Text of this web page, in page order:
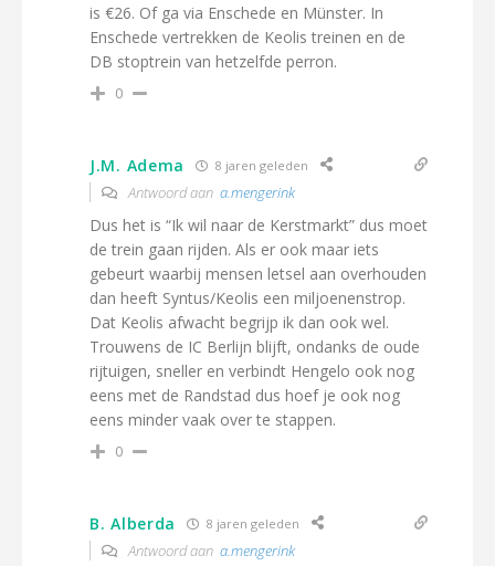
is €26. Of ga via Enschede en Münster. In
Enschede vertrekken de Keolis treinen en de
DB stoptrein van hetzelfde perron.
0
J.M. Adema 8 jaren geleden
Antwoord aan a.mengerink
Dus het is “Ik wil naar de Kerstmarkt” dus moet
de trein gaan rijden. Als er ook maar iets
gebeurt waarbij mensen letsel aan overhouden
dan heeft Syntus/Keolis een miljoenenstrop.
Dat Keolis afwacht begrijp ik dan ook wel.
Trouwens de IC Berlijn blijft, ondanks de oude
rijtuigen, sneller en verbindt Hengelo ook nog
eens met de Randstad dus hoef je ook nog
eens minder vaak over te stappen.
0
B. Alberda 8 jaren geleden
Antwoord aan a.mengerink